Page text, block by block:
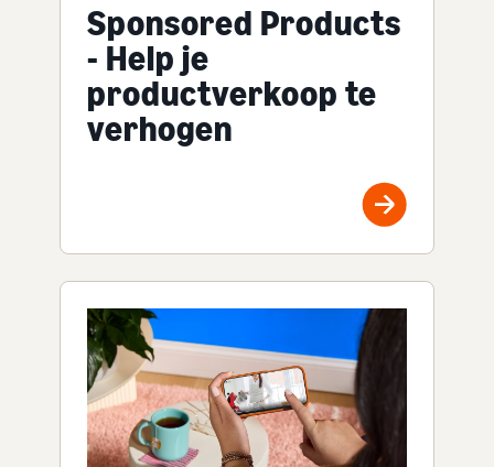
Sponsored Products
- Help je
productverkoop te
verhogen